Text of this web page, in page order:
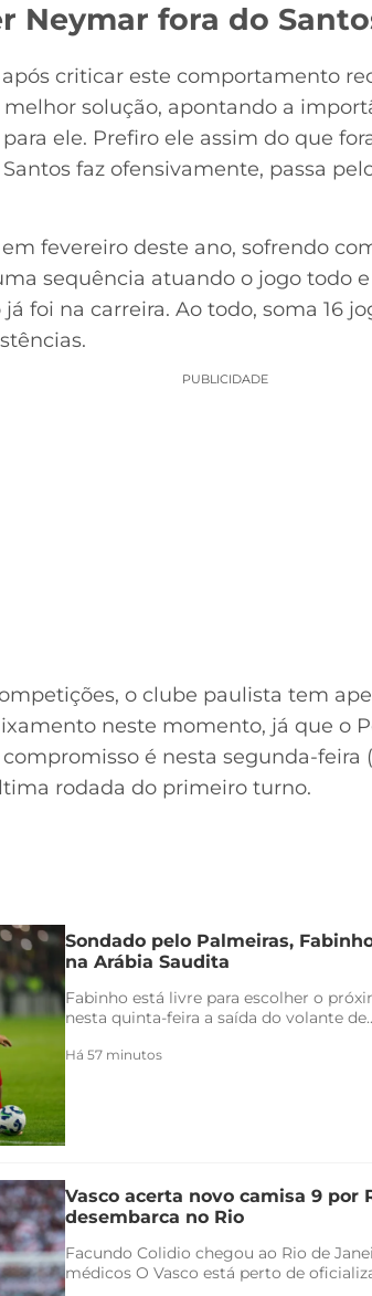
Neymar fora do
após criticar este comportamento
solução, apontando a
ele. Prefiro ele assim do que
faz ofensivamente, passa
fevereiro deste ano, sofrendo
sequência atuando o jogo todo
foi na carreira. Ao todo, soma 16
PUBLICIDADE
o clube paulista tem
neste momento, já que o
é nesta segunda-feira
rodada do primeiro turno.
Sondado pelo Palmeiras,
na Arábia Saudita
Fabinho está livre para escolher o
nesta quinta-feira a saída do volante
Há 57 minutos
Vasco acerta novo camisa 9 por
desembarca no Rio
Facundo Colidio chegou ao Rio de
médicos O Vasco está perto de